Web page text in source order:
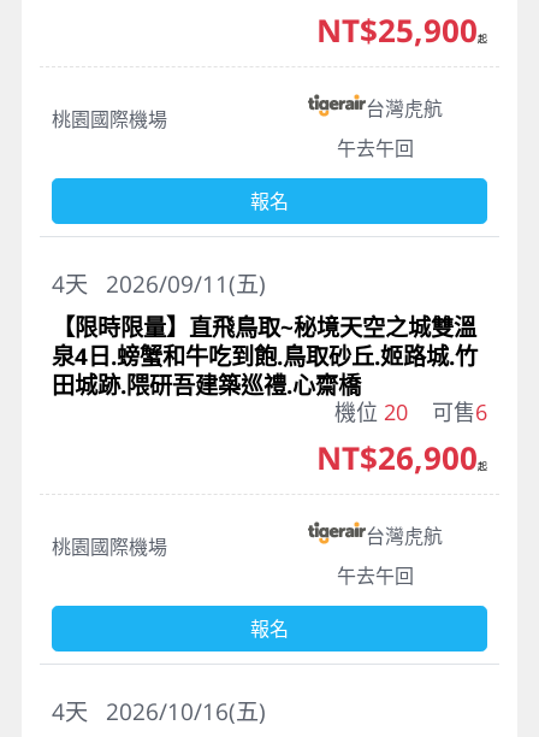
桃園國際機場
台灣虎航
午去午回
NT$25,900起
報名
2026/09/11(五)
4天
【限時限量】直飛鳥取~秘境天空之城雙溫
泉4日.螃蟹和牛吃到飽.鳥取砂丘.姬路城.竹
田城跡.隈研吾建築巡禮.心齋橋
機位 20 可售6
桃園國際機場
台灣虎航
午去午回
NT$26,900起
報名
2026/10/16(五)
4天